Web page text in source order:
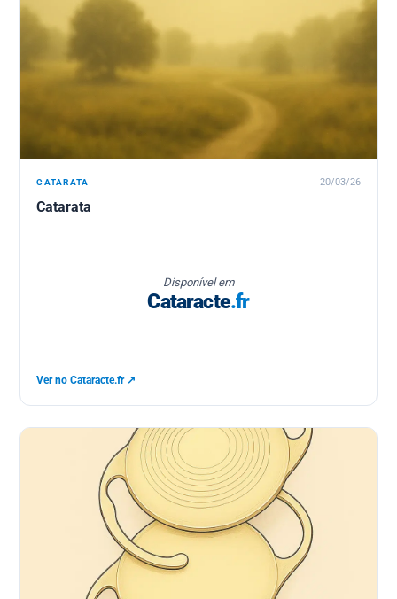
CATARATA 20/03/26
Catarata
Disponível em
Cataracte.fr
Ver no Cataracte.fr ↗